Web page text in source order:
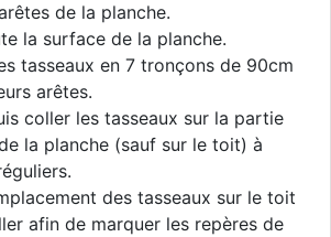
de la planche.
la surface de la planche.
tasseaux en 7 tronçons de 90cm
arêtes.
coller les tasseaux sur la partie
la planche (sauf sur le toit) à
des tasseaux sur le toit
afin de marquer les repères de